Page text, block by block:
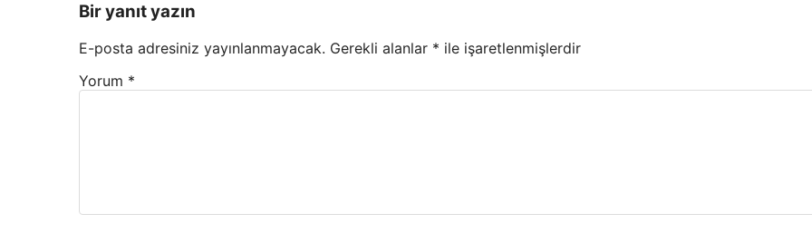
Bir yanıt yazın
E-posta adresiniz yayınlanmayacak. Gerekli alanlar * ile işaretlenmişlerdir
Yorum *